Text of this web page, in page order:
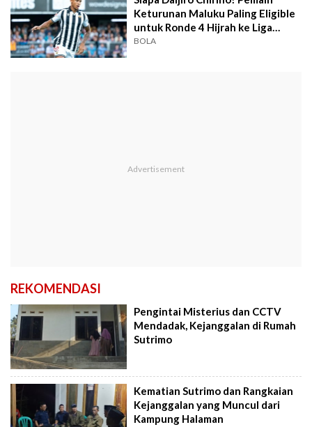
Keturunan Maluku Paling Eligible
untuk Ronde 4 Hijrah ke Liga
Spanyol
BOLA
REKOMENDASI
Pengintai Misterius dan CCTV
Mendadak, Kejanggalan di Rumah
Sutrimo
Kematian Sutrimo dan Rangkaian
Kejanggalan yang Muncul dari
Kampung Halaman